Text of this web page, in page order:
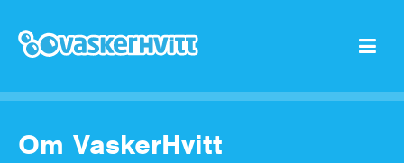
Om VaskerHvitt